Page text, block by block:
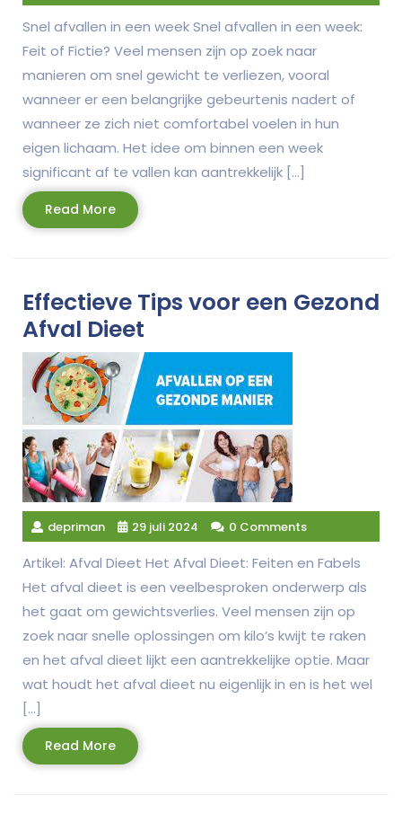
Snel afvallen in een week Snel afvallen in een week:
Feit of Fictie? Veel mensen zijn op zoek naar
manieren om snel gewicht te verliezen, vooral
wanneer er een belangrijke gebeurtenis nadert of
wanneer ze zich niet comfortabel voelen in hun
eigen lichaam. Het idee om binnen een week
significant af te vallen kan aantrekkelijk […]
Read MoreRead
More
Effectieve Tips voor een Gezond
Afval Dieet
depriman 29 juli 2024 0 Comments
Artikel: Afval Dieet Het Afval Dieet: Feiten en Fabels
Het afval dieet is een veelbesproken onderwerp als
het gaat om gewichtsverlies. Veel mensen zijn op
zoek naar snelle oplossingen om kilo’s kwijt te raken
en het afval dieet lijkt een aantrekkelijke optie. Maar
wat houdt het afval dieet nu eigenlijk in en is het wel
[…]
Read MoreRead
More